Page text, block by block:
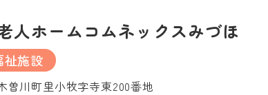
人ホームコムネックスみづほ
祉施設
曽川町里小牧字寺東200番地